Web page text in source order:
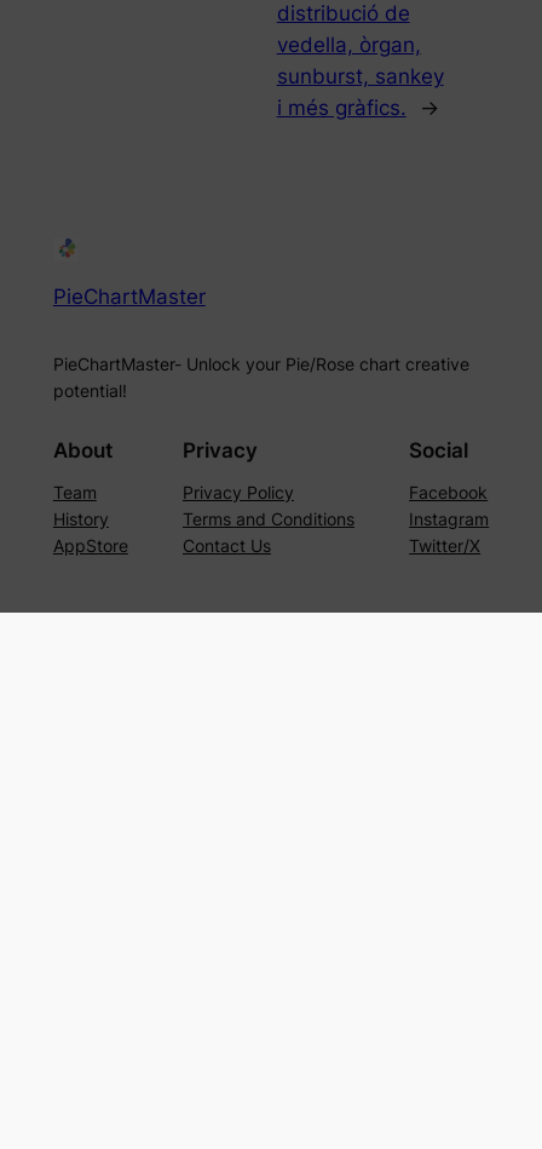
distribució de
vedella, òrgan,
sunburst, sankey
i més gràfics.
→
PieChartMaster
PieChartMaster- Unlock your Pie/Rose chart creative
potential!
About
Team
History
AppStore
Privacy
Privacy Policy
Terms and Conditions
Contact Us
Social
Facebook
Instagram
Twitter/X